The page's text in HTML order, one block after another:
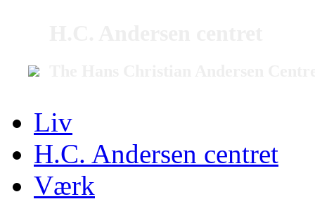
Liv
H.C. Andersen centret
Værk